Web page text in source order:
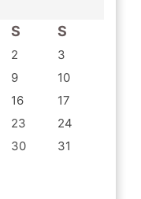
S S
2
3
9
10
16
17
23
24
30 31